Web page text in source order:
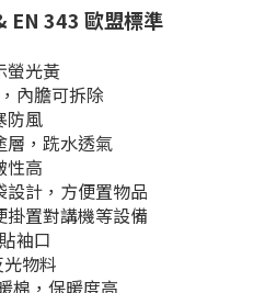
EN 343 歐盟標準
螢光黃
內膽可拆除
防風
層，跣水透氣
性高
設計，方便置物品
掛置對講機等設備
袖口
物料